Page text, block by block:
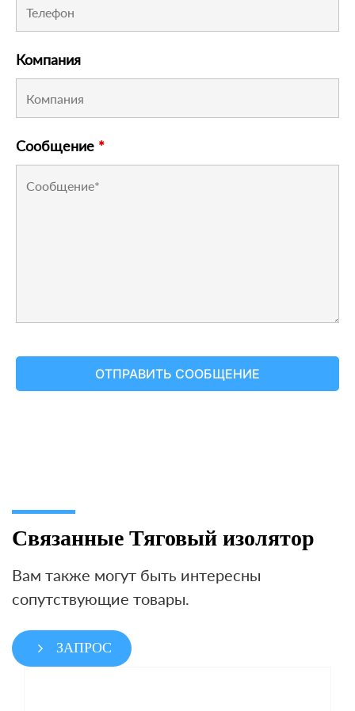
Компания
Сообщение *
Связанные Тяговый изолятор
Вам также могут быть интересны
сопутствующие товары.
ЗАПРОС